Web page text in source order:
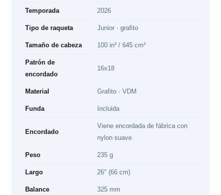
Temporada 2026
Tipo de raqueta Junior · grafito
Tamaño de cabeza 100 in² / 645 cm²
Patrón de
encordado
16x18
Material Grafito · VDM
Funda Incluida
Encordado
Viene encordada de fábrica con
nylon suave
Peso 235 g
Largo 26" (66 cm)
Balance 325 mm